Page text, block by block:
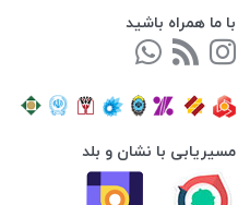
با ما همراه باشید
مسیریابی با نشان و بلد